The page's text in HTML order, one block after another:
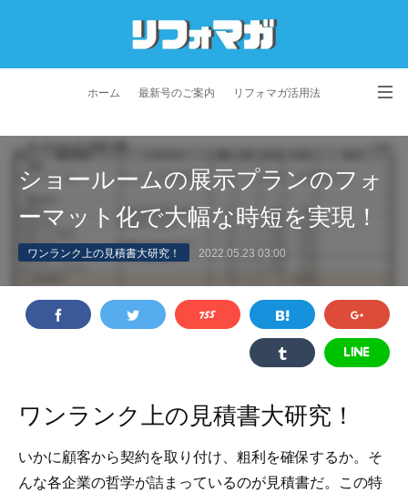
ホーム 最新号のご案内 リフォマガ活用法
お問い合わせ
プライバシーポリシー 利用規約 会社概要
ショールームの展示プランのフォ
ーマット化で大幅な時短を実現！
ワンランク上の見積書大研究！ 2022.05.23 03:00
ワンランク上の見積書大研究！
いかに顧客から契約を取り付け、粗利を確保するか。そ
んな各企業の哲学が詰まっているのが見積書だ。この特